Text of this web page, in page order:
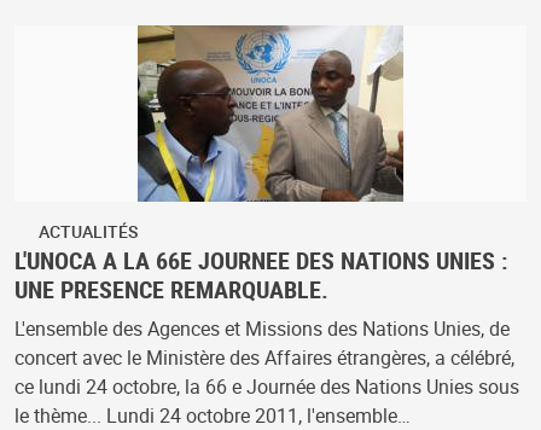
ACTUALITÉS
L'UNOCA A LA 66E JOURNEE DES NATIONS UNIES :
UNE PRESENCE REMARQUABLE.
L'ensemble des Agences et Missions des Nations Unies, de
concert avec le Ministère des Affaires étrangères, a célébré,
ce lundi 24 octobre, la 66 e Journée des Nations Unies sous
le thème... Lundi 24 octobre 2011, l'ensemble…